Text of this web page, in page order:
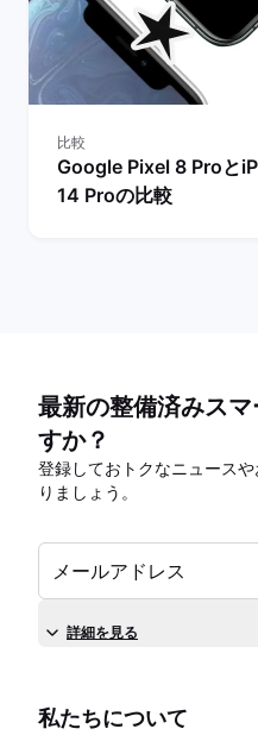
比較
Google Pixel 8 Proと
14 Proの比較
最新の整備済みス
すか？
登録しておトクなニュース
りましょう。
メールアドレス
詳細を見る
私たちについて